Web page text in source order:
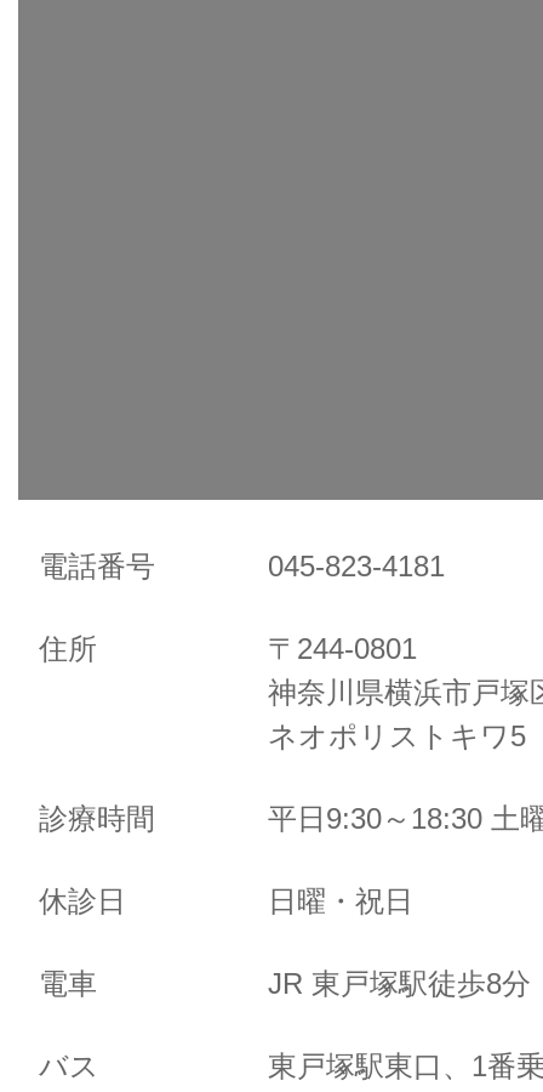
電話番号 045-823-4181
住所
〒244-0801
神奈川県横浜市戸塚
ネオポリストキワ
診療時間 平日9:30～18:30 土
休診日 日曜・祝日
電車 JR 東戸塚駅徒歩8
バス
東戸塚駅東口、1番